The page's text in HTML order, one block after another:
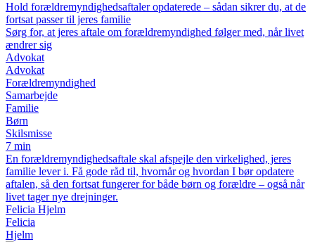
Hold forældremyndighedsaftaler opdaterede – sådan sikrer du, at de
fortsat passer til jeres familie
Sørg for, at jeres aftale om forældremyndighed følger med, når livet
ændrer sig
Advokat
Advokat
Forældremyndighed
Samarbejde
Familie
Børn
Skilsmisse
7 min
En forældremyndighedsaftale skal afspejle den virkelighed, jeres
familie lever i. Få gode råd til, hvornår og hvordan I bør opdatere
aftalen, så den fortsat fungerer for både børn og forældre – også når
livet tager nye drejninger.
Felicia Hjelm
Felicia
Hjelm